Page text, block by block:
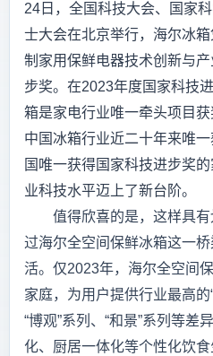
24日，全国科技大会、国家
士大会在北京举行，海尔冰
制家用保鲜电器技术创新与
步奖。在2023年度国家科技
箱是家电行业唯一牵头项目
中国冰箱行业近二十年来唯
国唯一获得国家科技进步奖
业科技水平迈上了新台阶。
值得欣喜的是，这样具有
过海尔全空间保鲜冰箱这一
活。仅2023年，海尔全空间
家庭，为用户提供行业最高的
“博观”系列、“和景”系列等差
化、厨居一体化等个性化饮食